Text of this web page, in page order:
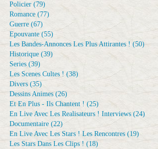
Policier (79)
Romance (77)
Guerre (67)
Epouvante (55)
Les Bandes-Annonces Les Plus Attirantes ! (50)
Historique (39)
Series (39)
Les Scenes Cultes ! (38)
Divers (35)
Dessins Animes (26)
Et En Plus - Ils Chantent ! (25)
En Live Avec Les Realisateurs ! Interviews (24)
Documentaire (22)
En Live Avec Les Stars ! Les Rencontres (19)
Les Stars Dans Les Clips ! (18)